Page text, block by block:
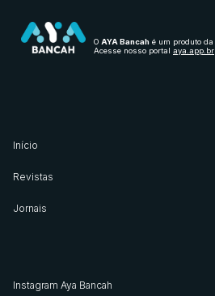
O AYA Bancah é um produto da
Acesse nosso portal aya.app.br
Início
Revistas
Jornais
Instagram Aya Bancah